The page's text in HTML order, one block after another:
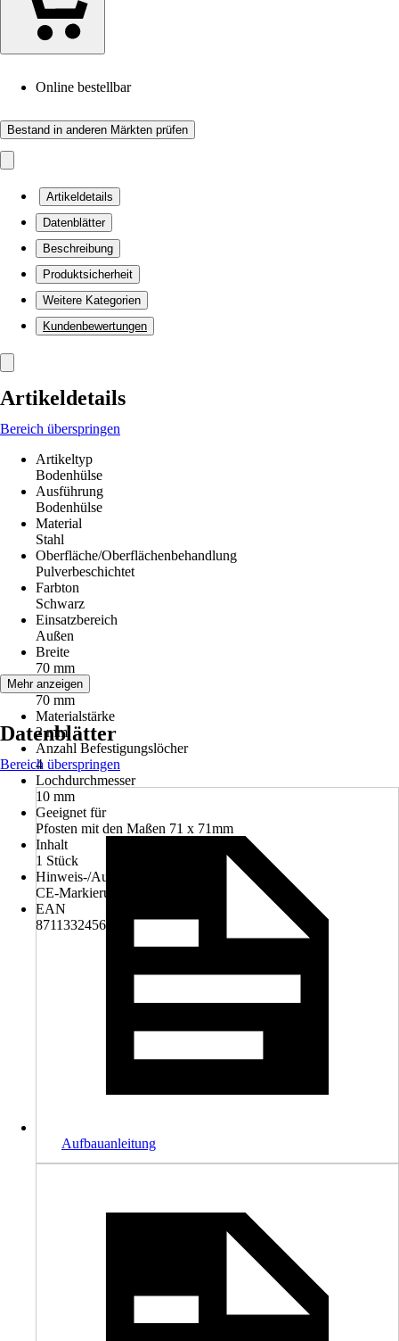
Online bestellbar
Bestand in anderen Märkten prüfen
Artikeldetails
Datenblätter
Beschreibung
Produktsicherheit
Weitere Kategorien
Kundenbewertungen
Artikeldetails
Bereich überspringen
Artikeltyp
Bodenhülse
Ausführung
Bodenhülse
Material
Stahl
Oberfläche/Oberflächenbehandlung
Pulverbeschichtet
Farbton
Schwarz
Einsatzbereich
Außen
Breite
70 mm
Länge
70 mm
Materialstärke
2 mm
Anzahl Befestigungslöcher
4
Lochdurchmesser
10 mm
Geeignet für
Pfosten mit den Maßen 71 x 71mm
Inhalt
1 Stück
Hinweis-/Ausstattung
CE-Markierung
EAN
8711332456848
Mehr anzeigen
Datenblätter
Bereich überspringen
Aufbauanleitung